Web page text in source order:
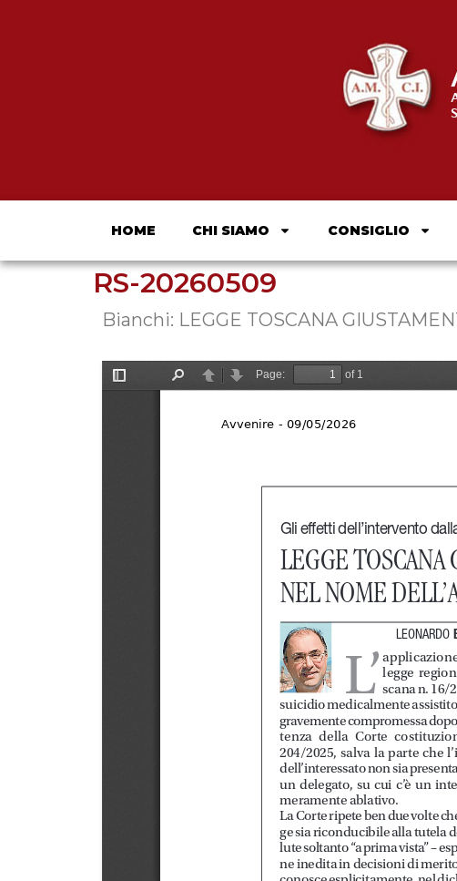
HOME CHI SIAMO CONSIGLIO
RS-20260509
Bianchi: LEGGE TOSCANA